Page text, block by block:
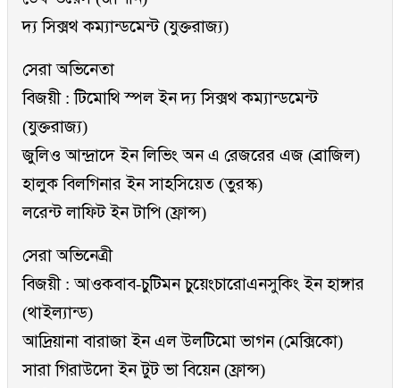
দ্য সিক্সথ কম্যান্ডমেন্ট (যুক্তরাজ্য)
সেরা অভিনেতা
বিজয়ী : টিমোথি স্পল ইন দ্য সিক্সথ কম্যান্ডমেন্ট
(যুক্তরাজ্য)
জুলিও আন্দ্রাদে ইন লিভিং অন এ রেজরের এজ (ব্রাজিল)
হালুক বিলগিনার ইন সাহসিয়েত (তুরস্ক)
লরেন্ট লাফিট ইন টাপি (ফ্রান্স)
সেরা অভিনেত্রী
বিজয়ী : আওকবাব-চুটিমন চুয়েংচারোএনসুকিং ইন হাঙ্গার
(থাইল্যান্ড)
আদ্রিয়ানা বারাজা ইন এল উলটিমো ভাগন (মেক্সিকো)
সারা গিরাউদো ইন টুট ভা বিয়েন (ফ্রান্স)